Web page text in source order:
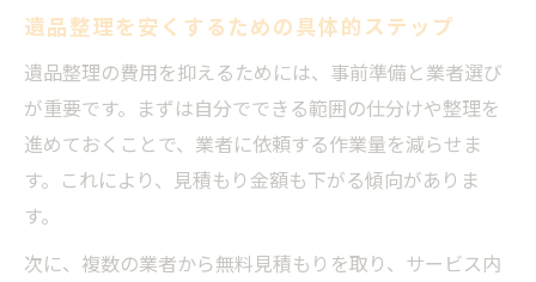
遺品整理を安くするための具体的ステップ
遺品整理の費用を抑えるためには、事前準備と業者選び
が重要です。まずは自分でできる範囲の仕分けや整理を
進めておくことで、業者に依頼する作業量を減らせま
す。これにより、見積もり金額も下がる傾向がありま
す。
次に、複数の業者から無料見積もりを取り、サービス内